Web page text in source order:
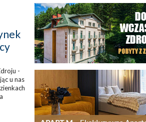
-
u nas